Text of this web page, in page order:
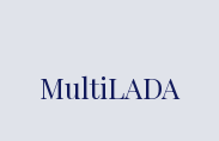
MultiLADA